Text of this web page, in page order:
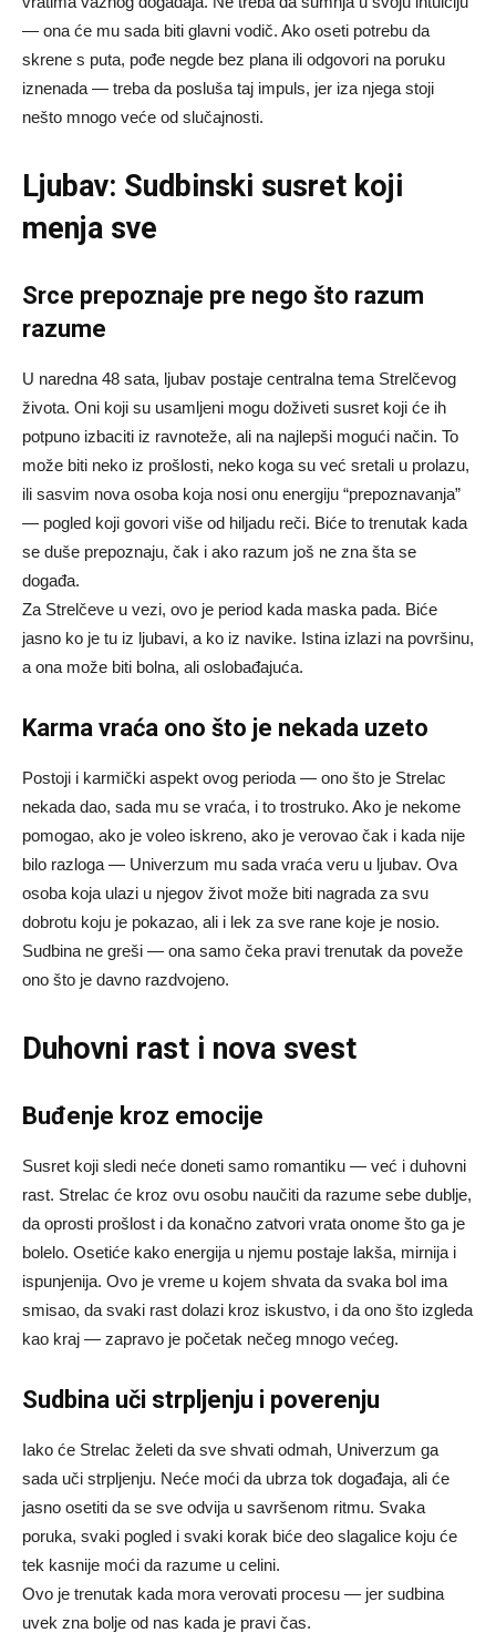
— ona će mu sada biti glavni vodič. Ako oseti potrebu da
skrene s puta, pođe negde bez plana ili odgovori na poruku
iznenada — treba da posluša taj impuls, jer iza njega stoji
nešto mnogo veće od slučajnosti.
Ljubav: Sudbinski susret koji
menja sve
Srce prepoznaje pre nego što razum
razume
U naredna 48 sata, ljubav postaje centralna tema Strelčevog
života. Oni koji su usamljeni mogu doživeti susret koji će ih
potpuno izbaciti iz ravnoteže, ali na najlepši mogući način. To
može biti neko iz prošlosti, neko koga su već sretali u prolazu,
ili sasvim nova osoba koja nosi onu energiju “prepoznavanja”
— pogled koji govori više od hiljadu reči. Biće to trenutak kada
se duše prepoznaju, čak i ako razum još ne zna šta se
događa.
Za Strelčeve u vezi, ovo je period kada maska pada. Biće
jasno ko je tu iz ljubavi, a ko iz navike. Istina izlazi na površinu,
a ona može biti bolna, ali oslobađajuća.
Karma vraća ono što je nekada uzeto
Postoji i karmički aspekt ovog perioda — ono što je Strelac
nekada dao, sada mu se vraća, i to trostruko. Ako je nekome
pomogao, ako je voleo iskreno, ako je verovao čak i kada nije
bilo razloga — Univerzum mu sada vraća veru u ljubav. Ova
osoba koja ulazi u njegov život može biti nagrada za svu
dobrotu koju je pokazao, ali i lek za sve rane koje je nosio.
Sudbina ne greši — ona samo čeka pravi trenutak da poveže
ono što je davno razdvojeno.
Duhovni rast i nova svest
Buđenje kroz emocije
Susret koji sledi neće doneti samo romantiku — već i duhovni
rast. Strelac će kroz ovu osobu naučiti da razume sebe dublje,
da oprosti prošlost i da konačno zatvori vrata onome što ga je
bolelo. Osetiće kako energija u njemu postaje lakša, mirnija i
ispunjenija. Ovo je vreme u kojem shvata da svaka bol ima
smisao, da svaki rast dolazi kroz iskustvo, i da ono što izgleda
kao kraj — zapravo je početak nečeg mnogo većeg.
Sudbina uči strpljenju i poverenju
Iako će Strelac želeti da sve shvati odmah, Univerzum ga
sada uči strpljenju. Neće moći da ubrza tok događaja, ali će
jasno osetiti da se sve odvija u savršenom ritmu. Svaka
poruka, svaki pogled i svaki korak biće deo slagalice koju će
tek kasnije moći da razume u celini.
Ovo je trenutak kada mora verovati procesu — jer sudbina
uvek zna bolje od nas kada je pravi čas.